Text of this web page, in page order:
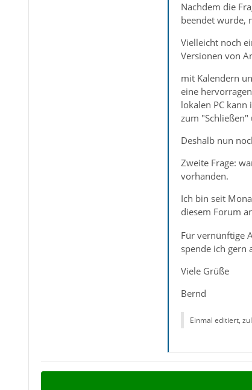
Nachdem die
beendet wurde,
Vielleicht noch
Versionen von
mit Kalendern
eine
lokalen PC
zum "Schließen"
Deshalb nun
Zweite Frage:
vorhanden.
Ich bin seit
diesem Forum
Für vernünftige
spende ich gern
Viele Grüße
Bernd
Einmal editiert,